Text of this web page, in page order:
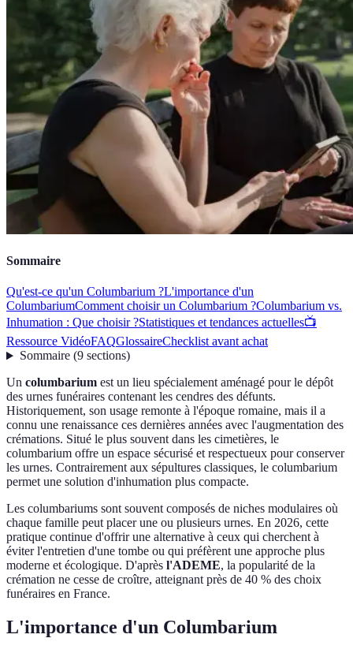
Sommaire
Qu'est-ce qu'un Columbarium ?L'importance d'un
ColumbariumComment choisir un Columbarium ?Columbarium vs.
Inhumation : Que choisir ?Statistiques et tendances actuelles📺
Ressource VidéoFAQGlossaireChecklist avant achat
Sommaire(9 sections)
Un columbarium est un lieu spécialement aménagé pour le dépôt
des urnes funéraires contenant les cendres des défunts.
Historiquement, son usage remonte à l'époque romaine, mais il a
connu une renaissance ces dernières années avec l'augmentation des
crémations. Situé le plus souvent dans les cimetières, le
columbarium offre un espace sécurisé et respectueux pour conserver
les urnes. Contrairement aux sépultures classiques, le columbarium
permet une solution d'inhumation plus compacte.
Les columbariums sont souvent composés de niches modulaires où
chaque famille peut placer une ou plusieurs urnes. En 2026, cette
pratique continue d'offrir une alternative à ceux qui cherchent à
éviter l'entretien d'une tombe ou qui préfèrent une approche plus
moderne et écologique. D'après l'ADEME, la popularité de la
crémation ne cesse de croître, atteignant près de 40 % des choix
funéraires en France.
L'importance d'un Columbarium